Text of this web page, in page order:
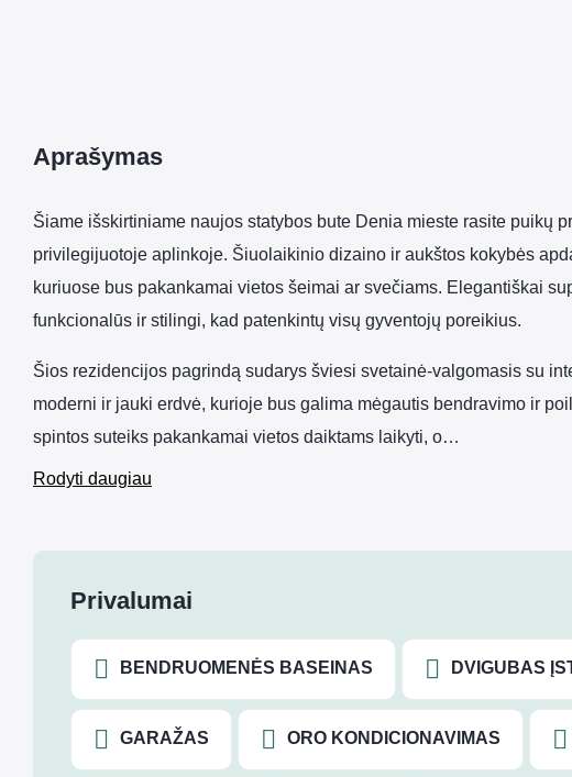
Aprašymas
Šiame išskirtiniame naujos statybos bute Denia mieste rasite puikų
privilegijuotoje aplinkoje. Šiuolaikinio dizaino ir aukštos kokybės
kuriuose bus pakankamai vietos šeimai ar svečiams. Elegantiškai
funkcionalūs ir stilingi, kad patenkintų visų gyventojų poreikius.
Šios rezidencijos pagrindą sudarys šviesi svetainė-valgomasis su
moderni ir jauki erdvė, kurioje bus galima mėgautis bendravimo ir
spintos suteiks pakankamai vietos daiktams laikyti, o…
Rodyti daugiau
Privalumai
BENDRUOMENĖS BASEINAS DVIGUBAS
GARAŽAS ORO KONDICIONAVIMAS